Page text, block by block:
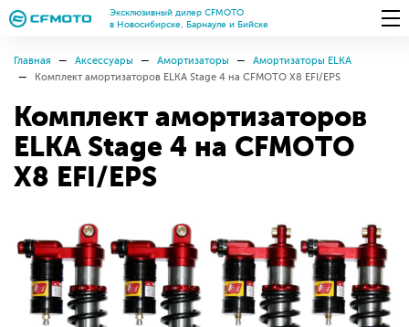
Эксклюзивный дилер CFMOTO
в Новосибирске, Барнауле и Бийске
Главная Аксессуары Амортизаторы
Амортизаторы ELKA
Комплект амортизаторов ELKA Stage 4 на CFMOTO X8 EFI/EPS
Комплект амортизаторов
ELKA Stage 4 на CFMOTO
X8 EFI/EPS